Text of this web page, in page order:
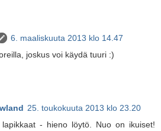
6. maaliskuuta 2013 klo 14.47
joskus voi käydä tuuri :)
25. toukokuuta 2013 klo 23.20
- hieno löytö. Nuo on ikuiset!